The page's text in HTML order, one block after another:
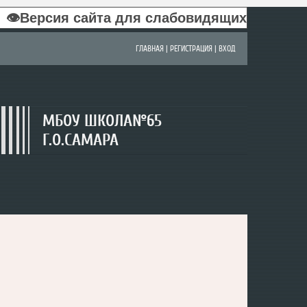
👁Версия сайта для слабовидящих
ГЛАВНАЯ РЕГИСТРАЦИЯ ВХОД
МБОУ ШКОЛА№65
Г.О.САМАРА